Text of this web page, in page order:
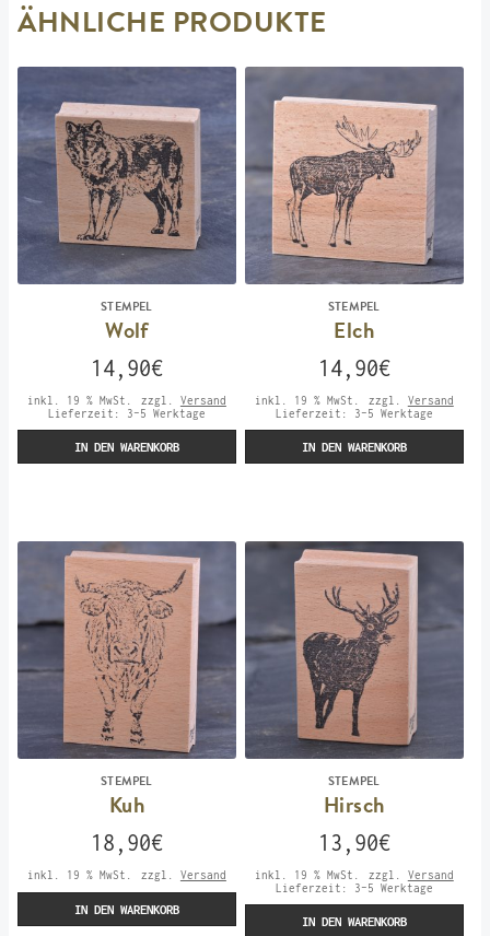
ÄHNLICHE PRODUKTE
STEMPEL
Wolf
14,90€
inkl. 19 % MwSt. zzgl. Versand
Lieferzeit: 3-5 Werktage
IN DEN WARENKORB
STEMPEL
Elch
14,90€
inkl. 19 % MwSt. zzgl. Versand
Lieferzeit:
3-5 Werktage
IN DEN WARENKORB
STEMPEL
Kuh
18,90€
inkl. 19 % MwSt. zzgl. Versand
IN DEN WARENKORB
STEMPEL
Hirsch
13,90€
inkl. 19 % MwSt. zzgl. Versand
Lieferzeit:
3-5 Werktage
IN DEN WARENKORB